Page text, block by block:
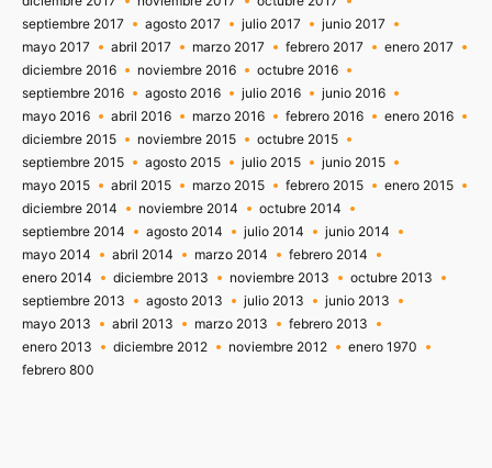
septiembre 2017
agosto 2017 julio 2017
junio 2017
mayo 2017
abril 2017 marzo 2017 febrero 2017
enero 2017
diciembre 2016
noviembre 2016
octubre 2016
septiembre 2016
agosto 2016 julio 2016
junio 2016
mayo 2016
abril 2016 marzo 2016 febrero 2016
enero 2016
diciembre 2015
noviembre 2015
octubre 2015
septiembre 2015
agosto 2015 julio 2015
junio 2015
mayo 2015
abril 2015 marzo 2015 febrero 2015
enero 2015
diciembre 2014
noviembre 2014
octubre 2014
septiembre 2014
agosto 2014 julio 2014
junio 2014
mayo 2014
abril 2014 marzo 2014
febrero 2014
enero 2014
diciembre 2013 noviembre 2013
octubre 2013
septiembre 2013
agosto 2013 julio 2013
junio 2013
mayo 2013
abril 2013 marzo 2013
febrero 2013
enero 2013
diciembre 2012 noviembre 2012
enero 1970
febrero 800